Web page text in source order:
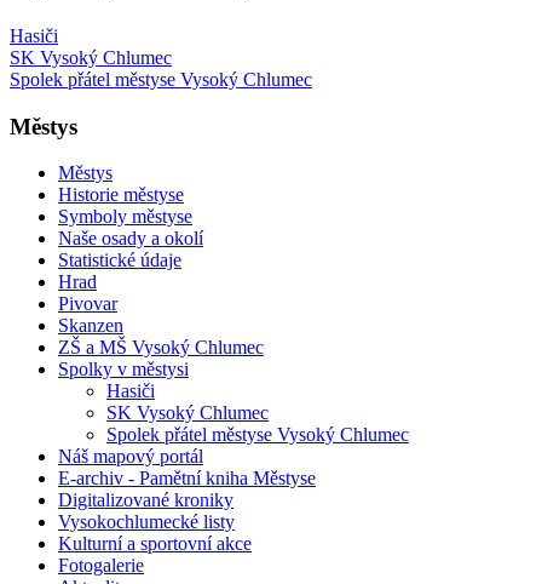
Hasiči
SK Vysoký Chlumec
Spolek přátel městyse Vysoký Chlumec
Městys
Městys
Historie městyse
Symboly městyse
Naše osady a okolí
Statistické údaje
Hrad
Pivovar
Skanzen
ZŠ a MŠ Vysoký Chlumec
Spolky v městysi
Hasiči
SK Vysoký Chlumec
Spolek přátel městyse Vysoký Chlumec
Náš mapový portál
E-archiv - Pamětní kniha Městyse
Digitalizované kroniky
Vysokochlumecké listy
Kulturní a sportovní akce
Fotogalerie